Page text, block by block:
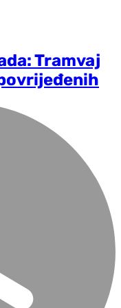
Tramvaj